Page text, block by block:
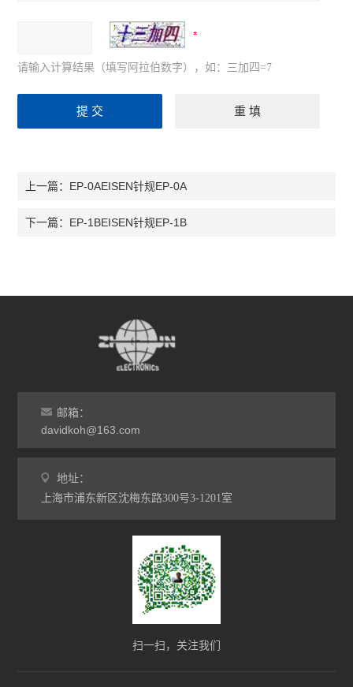
请输入计算结果（填写阿拉伯数字），如：三加四=7
上一篇： EP-0AEISEN针规EP-0A
下一篇： EP-1BEISEN针规EP-1B
邮箱：
davidkoh@163.com
地址：
上海市浦东新区沈梅东路300号3-1201室
扫一扫，关注我们